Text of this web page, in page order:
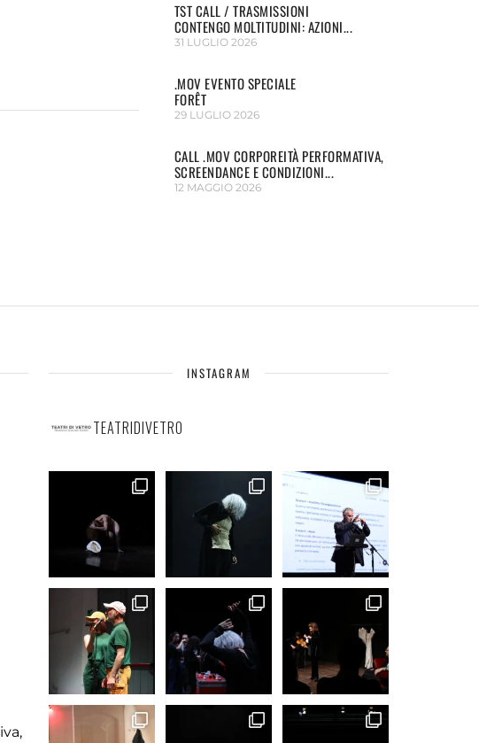
TST CALL / TRASMISSIONI
CONTENGO MOLTITUDINI: AZIONI...
31 LUGLIO 2026
.MOV EVENTO SPECIALE
FORÊT
29 LUGLIO 2026
CALL .MOV CORPOREITÀ PERFORMATIVA,
SCREENDANCE E CONDIZIONI...
12 MAGGIO 2026
INSTAGRAM
TEATRIDIVETRO